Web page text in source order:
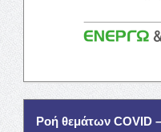
Ροή θεμάτων COVID